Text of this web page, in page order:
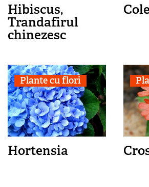
Hibiscus,
Trandafirul
chinezesc
Plante cu flori
Hortensia